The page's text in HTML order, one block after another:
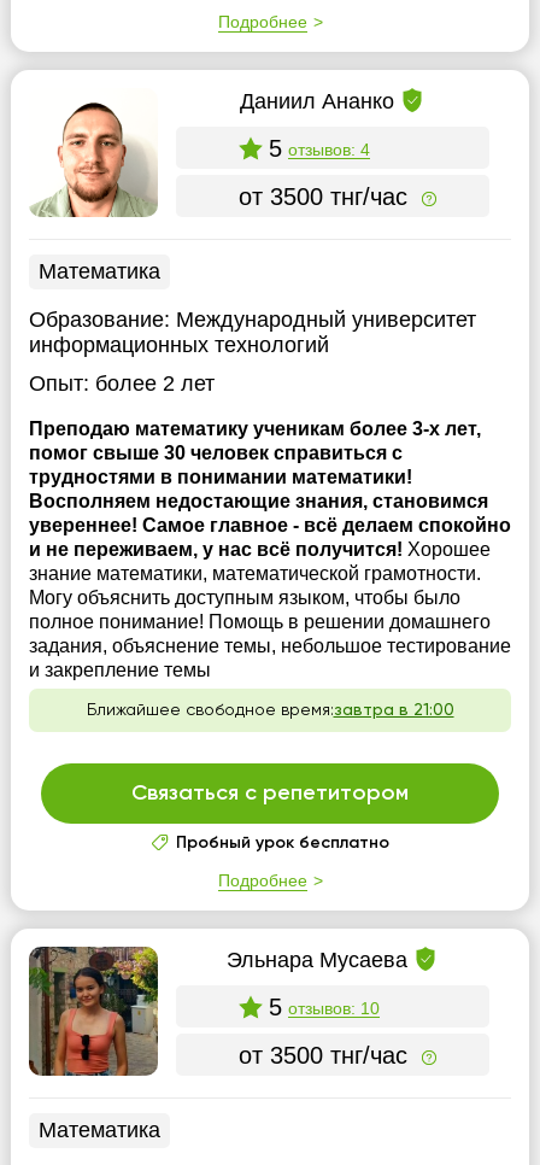
Подробнее
Даниил Ананко
5 отзывов: 4
от 3500 тнг/час
Математика
Образование: Международный университет
информационных технологий
Опыт: более 2 лет
Преподаю математику ученикам более 3-х лет,
помог свыше 30 человек справиться с
трудностями в понимании математики!
Восполняем недостающие знания, становимся
увереннее! Самое главное - всё делаем спокойно
и не переживаем, у нас всё получится! Хорошее
знание математики, математической грамотности.
Могу объяснить доступным языком, чтобы было
полное понимание! Помощь в решении домашнего
задания, объяснение темы, небольшое тестирование
и закрепление темы
Ближайшее свободное время:завтра в 21:00
Связаться с репетитором
Пробный урок бесплатно
Подробнее
Эльнара Мусаева
5 отзывов: 10
от 3500 тнг/час
Математика